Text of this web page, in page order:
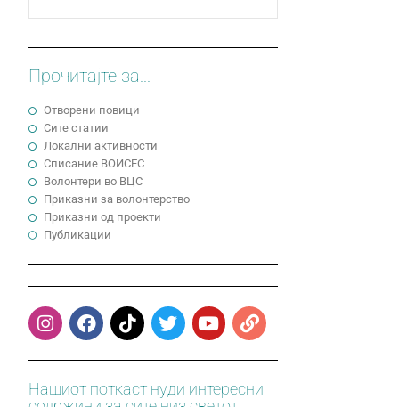
Прочитајте за...
Отворени повици
Сите статии
Локални активности
Cписание ВОИСЕС
Волонтери во ВЦС
Приказни за волонтерство
Приказни од проекти
Публикации
Нашиот поткаст нуди интересни